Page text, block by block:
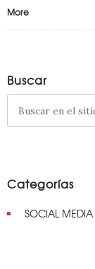
More
Buscar
Categorías
SOCIAL MEDIA